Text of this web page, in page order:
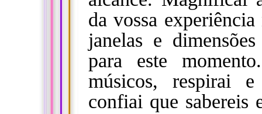
da vossa
janelas e
para este
músicos, respirai
confiai que sabereis